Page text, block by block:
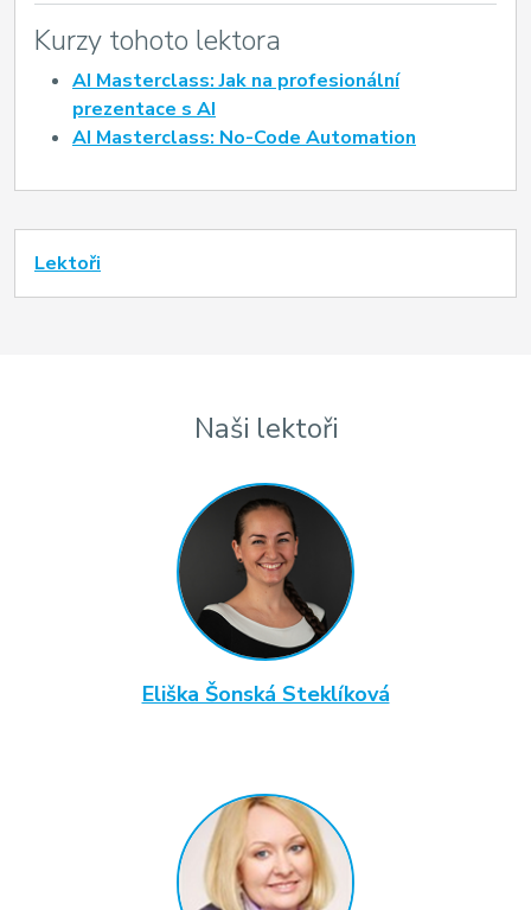
Kurzy tohoto lektora
AI Masterclass: Jak na profesionální
prezentace s AI
AI Masterclass: No-Code Automation
Lektoři
Naši lektoři
Eliška Šonská Steklíková